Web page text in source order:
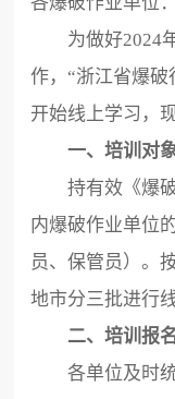
为做好2024
作，“浙江省爆
开始线上学习，
一、培训对
持有效《爆
内爆破作业单位
员、保管员）。
地市分三批进行
二、培训报名
各单位及时